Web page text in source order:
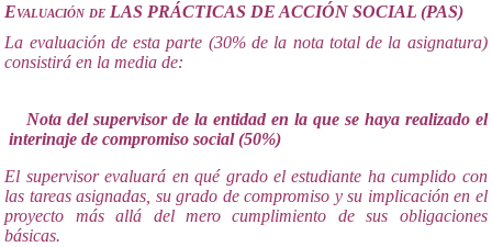
Evaluación de LAS PRÁCTICAS DE ACCIÓN SOCIAL (PAS)
La evaluación de esta parte (30% de la nota total de la asignatura)
consistirá en la media de:
Nota del supervisor de la entidad en la que se haya realizado el
interinaje de compromiso social (50%)
El supervisor evaluará en qué grado el estudiante ha cumplido con
las tareas asignadas, su grado de compromiso y su implicación en el
proyecto más allá del mero cumplimiento de sus obligaciones
básicas.